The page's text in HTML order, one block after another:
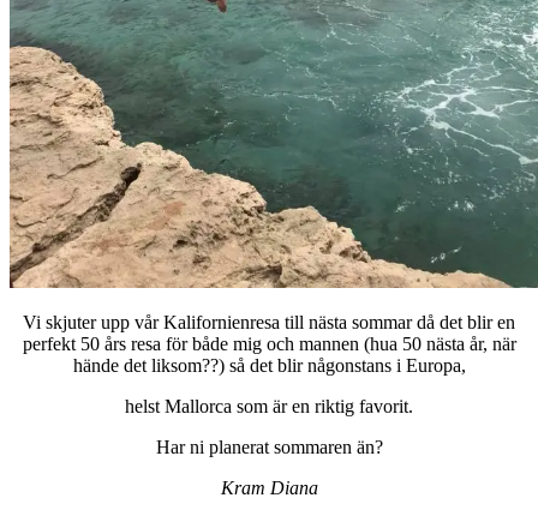
Vi skjuter upp vår Kalifornienresa till nästa sommar då det blir en
perfekt 50 års resa för både mig och mannen (hua 50 nästa år, när
hände det liksom??) så det blir någonstans i Europa,
helst Mallorca som är en riktig favorit.
Har ni planerat sommaren än?
Kram Diana